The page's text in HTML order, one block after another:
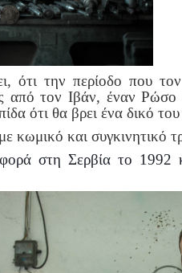
ότι την περίοδο που
από τον Ιβάν, έναν
ότι θα βρει ένα δικό του
κωμικό και συγκινητικό
στη Σερβία το 1992